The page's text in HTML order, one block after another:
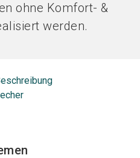
ohne Komfort- &
werden.